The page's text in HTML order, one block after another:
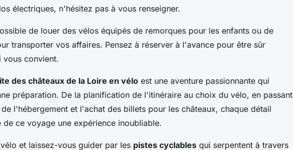
électriques, n'hésitez pas à vous renseigner.
de louer des vélos équipés de remorques pour les enfants ou de
transporter vos affaires. Pensez à réserver à l'avance pour être sûr
convient.
des châteaux de la Loire en vélo est une aventure passionnante qui
préparation. De la planification de l'itinéraire au choix du vélo, en passant
l'hébergement et l'achat des billets pour les châteaux, chaque détail
ce voyage une expérience inoubliable.
et laissez-vous guider par les pistes cyclables qui serpentent à travers